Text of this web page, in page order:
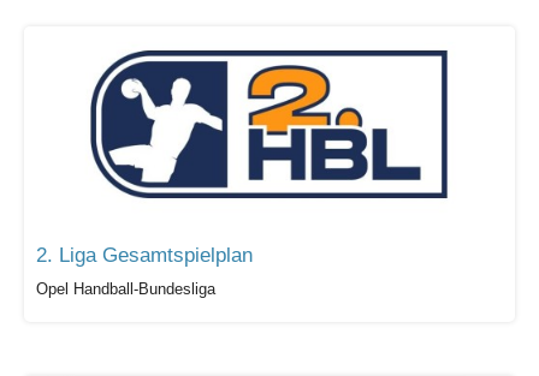
2. Liga Gesamtspielplan
Opel Handball-Bundesliga